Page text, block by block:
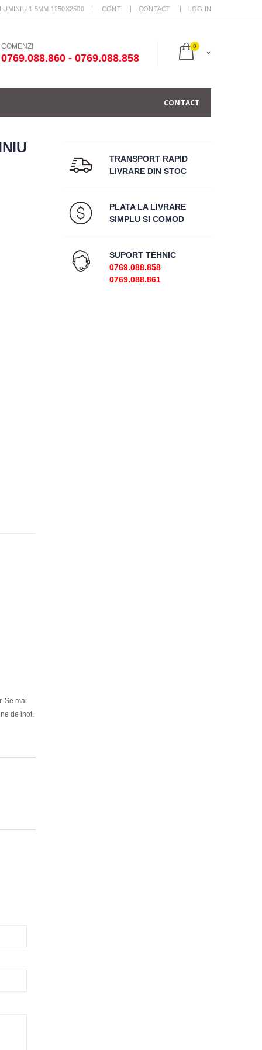
1.5MM 1250X2500 CONT CONTACT LOG IN
COMENZI
0769.088.860 - 0769.088.858
0
CONTACT
Se mai
de inot.
TRANSPORT RAPID
LIVRARE DIN STOC
PLATA LA LIVRARE
SIMPLU SI COMOD
SUPORT TEHNIC
0769.088.858
0769.088.861